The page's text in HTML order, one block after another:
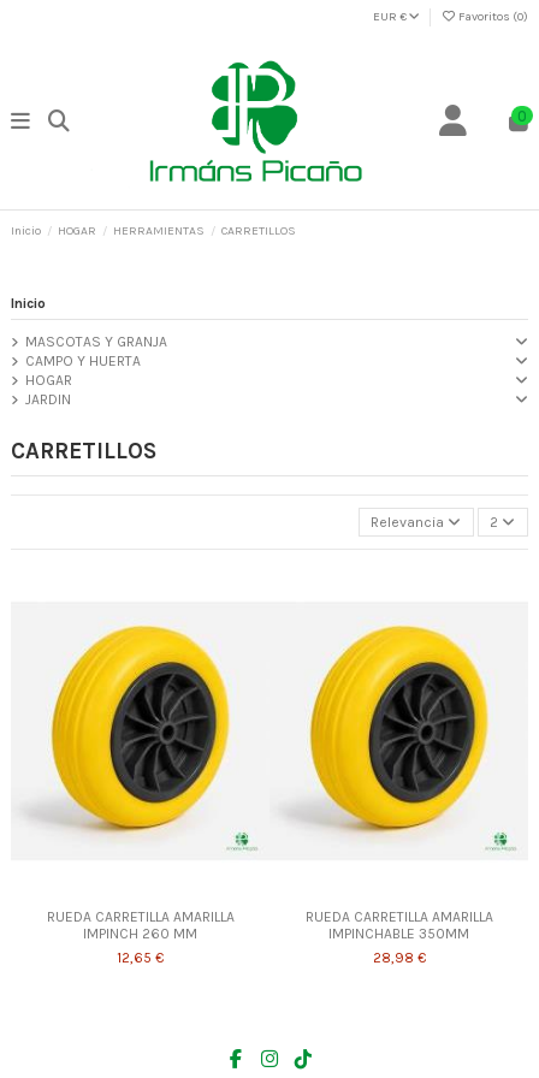
EUR € Favoritos (0)
0
Inicio HOGAR HERRAMIENTAS CARRETILLOS
CARRETILLOS
Relevancia 2
RUEDA CARRETILLA AMARILLA
IMPINCH 260 MM
12,65 €
RUEDA CARRETILLA AMARILLA
IMPINCHABLE 350MM
28,98 €
Inicio
MASCOTAS Y GRANJA
CAMPO Y HUERTA
HOGAR
JARDIN